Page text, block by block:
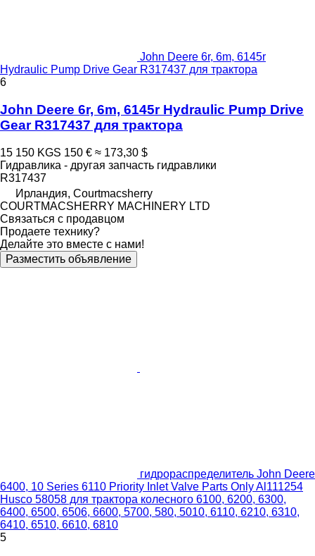
John Deere 6r, 6m, 6145r
Hydraulic Pump Drive Gear R317437 для трактора
6
John Deere 6r, 6m, 6145r Hydraulic Pump Drive
Gear R317437 для трактора
15 150 KGS 150 € ≈ 173,30 $
Гидравлика - другая запчасть гидравлики
R317437
Ирландия, Courtmacsherry
COURTMACSHERRY MACHINERY LTD
Связаться с продавцом
Продаете технику?
Делайте это вместе с нами!
Разместить объявление
гидрораспределитель John Deere
6400, 10 Series 6110 Priority Inlet Valve Parts Only Al111254
Husco 58058 для трактора колесного 6100, 6200, 6300,
6400, 6500, 6506, 6600, 5700, 580, 5010, 6110, 6210, 6310,
6410, 6510, 6610, 6810
5